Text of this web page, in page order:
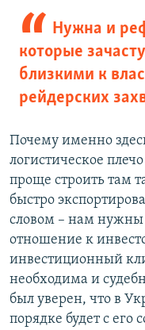
Нужна и
которые
близкими к
рейдерских
Почему именно
логистическое
проще строить там
быстро
словом – нам нужны
отношение к
инвестиционный
необходима и
был уверен, что в
порядке будет с его